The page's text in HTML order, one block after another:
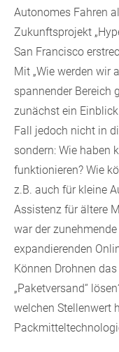
Autonomes Fahren
Zukunftsprojekt
San Francisco
Mit „Wie werden wir
spannender Bereich
zunächst ein
Fall jedoch nicht in
sondern: Wie haben
funktionieren? Wie
z.B. auch für kleine
Assistenz für ältere
war der
expandierenden
Können Drohnen
„Paketversand“
welchen Stellenwert